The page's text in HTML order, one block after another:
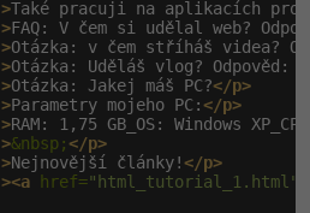
>Také pracuji na aplikacích pro
>FAQ: V čem si udělal web?
>Otázka: v čem stříháš videa?
>Otázka: Uděláš vlog? Odpověd:
>Otázka: Jakej máš PC?</p>
>Parametry mojeho PC:</p>
>RAM: 1,75 GB_OS: Windows
>&nbsp;</p>
>Nejnovější články!</p>
><a href="html_tutorial_1.html"